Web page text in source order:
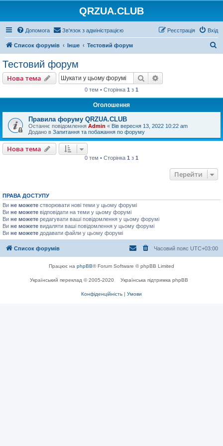
QRZUA.CLUB
Допомога Зв'язок з адміністрацією Вхід
Реєстрація
Список форумів Інше Тестовий форум
Тестовий форум
Нова тема Пошук
0 тем • Сторінка 1 з 1
Оголошення
Правила форуму QRZUA.CLUB
Останнє повідомлення Admin « Вів вересня 13, 2022 10:22 am
Додано в Запитання та побажання по форуму
Нова тема
0 тем • Сторінка 1 з 1
Перейти
ПРАВА ДОСТУПУ
Ви не можете створювати нові теми у цьому форумі
Ви не можете відповідати на теми у цьому форумі
Ви не можете редагувати ваші повідомлення у цьому форумі
Ви не можете видаляти ваші повідомлення у цьому форумі
Ви не можете додавати файли у цьому форумі
Список форумів Часовий пояс UTC+03:00
Працює на phpBB® Forum Software © phpBB Limited
Український переклад © 2005-2020 Українська підтримка phpBB
Конфіденційність | Умови